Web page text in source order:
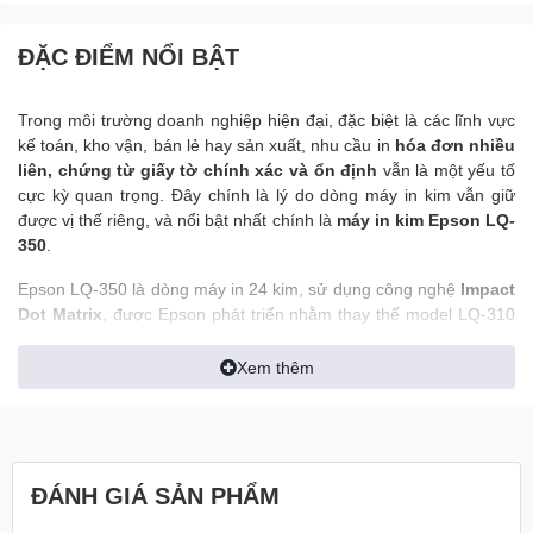
ĐẶC ĐIỂM NỔI BẬT
Trong môi trường doanh nghiệp hiện đại, đặc biệt là các lĩnh vực
kế toán, kho vận, bán lẻ hay sản xuất, nhu cầu in hóa đơn nhiều
liên, chứng từ giấy tờ chính xác và ổn định vẫn là một yếu tố
cực kỳ quan trọng. Đây chính là lý do dòng máy in kim vẫn giữ
được vị thế riêng, và nổi bật nhất chính là máy in kim Epson LQ-
350.
Epson LQ-350 là dòng máy in 24 kim, sử dụng công nghệ Impact
Dot Matrix, được Epson phát triển nhằm thay thế model LQ-310
. Máy không chỉ đảm bảo chất lượng in sắc nét mà còn giúp
doanh nghiệp tối ưu chi phí trong dài hạn.
tục, nhiều chứng từ và yêu cầu lưu trữ dữ liệu dạng giấy theo quy
định.
Xem thêm
ĐÁNH GIÁ SẢN PHẨM